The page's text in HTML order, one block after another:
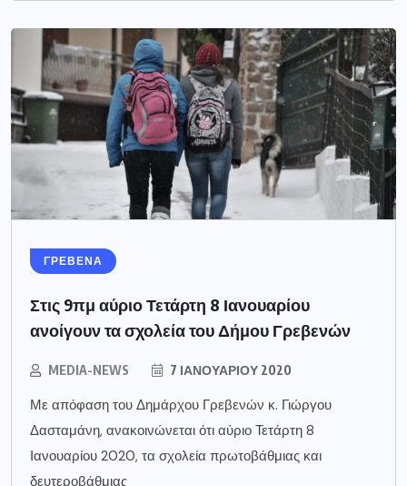
ΓΡΕΒΕΝΑ
Στις 9πμ αύριο Τετάρτη 8 Ιανουαρίου
ανοίγουν τα σχολεία του Δήμου Γρεβενών
MEDIA-NEWS 7 ΙΑΝΟΥΑΡΊΟΥ 2020
Με απόφαση του Δημάρχου Γρεβενών κ. Γιώργου
Δασταμάνη, ανακοινώνεται ότι αύριο Τετάρτη 8
Ιανουαρίου 2020, τα σχολεία πρωτοβάθμιας και
δευτεροβάθμιας